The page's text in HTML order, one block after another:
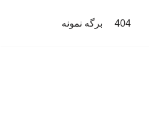
404 برگه نمونه